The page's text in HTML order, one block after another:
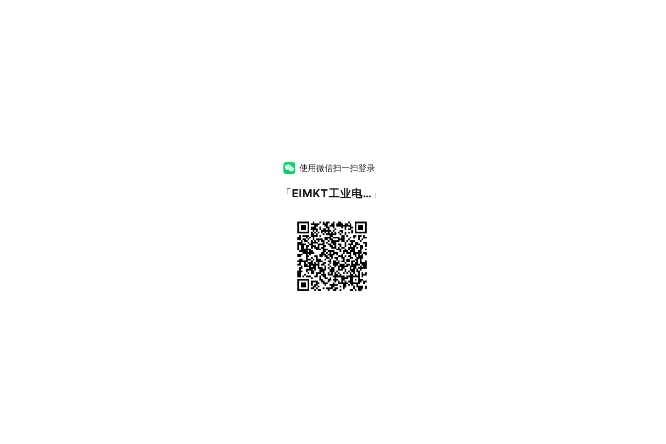
使用微信扫一扫登录
「 EIMKT工业电子市场网 」